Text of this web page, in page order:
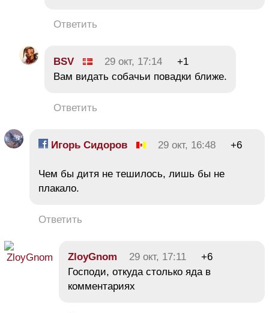
Ответить
BSV 29 окт, 17:14
+1
Вам видать собачьи повадки ближе.
Ответить
Игорь Сидоров 29 окт, 16:48 +6
Чем бы дитя не тешилось, лишь бы не
плакало.
Ответить
ZloyGnom 29 окт, 17:11
+6
Господи, откуда столько яда в
комментариях